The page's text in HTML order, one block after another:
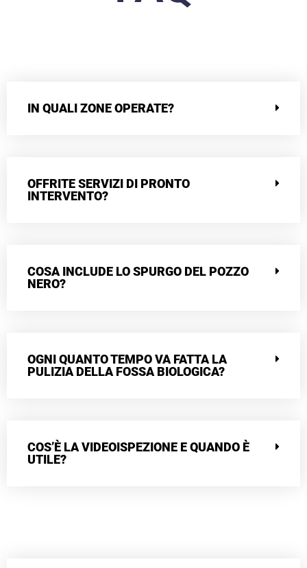
IN QUALI ZONE OPERATE?
OFFRITE SERVIZI DI PRONTO
INTERVENTO?
COSA INCLUDE LO SPURGO DEL POZZO
NERO?
OGNI QUANTO TEMPO VA FATTA LA
PULIZIA DELLA FOSSA BIOLOGICA?
COS’È LA VIDEOISPEZIONE E QUANDO È
UTILE?